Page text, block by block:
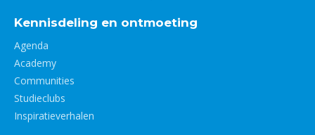
Kennisdeling en ontmoeting
Agenda
Academy
Communities
Studieclubs
Inspiratieverhalen